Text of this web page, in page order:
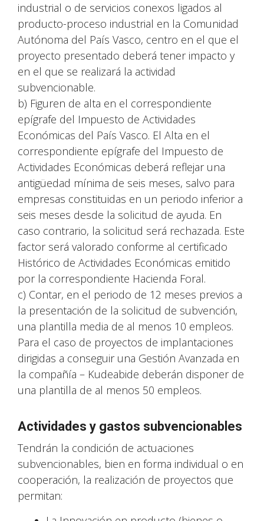
industrial o de servicios conexos ligados al
producto-proceso industrial en la Comunidad
Autónoma del País Vasco, centro en el que el
proyecto presentado deberá tener impacto y
en el que se realizará la actividad
subvencionable.
b) Figuren de alta en el correspondiente
epígrafe del Impuesto de Actividades
Económicas del País Vasco. El Alta en el
correspondiente epígrafe del Impuesto de
Actividades Económicas deberá reflejar una
antigüedad mínima de seis meses, salvo para
empresas constituidas en un periodo inferior a
seis meses desde la solicitud de ayuda. En
caso contrario, la solicitud será rechazada. Este
factor será valorado conforme al certificado
Histórico de Actividades Económicas emitido
por la correspondiente Hacienda Foral.
c) Contar, en el periodo de 12 meses previos a
la presentación de la solicitud de subvención,
una plantilla media de al menos 10 empleos.
Para el caso de proyectos de implantaciones
dirigidas a conseguir una Gestión Avanzada en
la compañía – Kudeabide deberán disponer de
una plantilla de al menos 50 empleos.
Actividades y gastos subvencionables
Tendrán la condición de actuaciones
subvencionables, bien en forma individual o en
cooperación, la realización de proyectos que
permitan: